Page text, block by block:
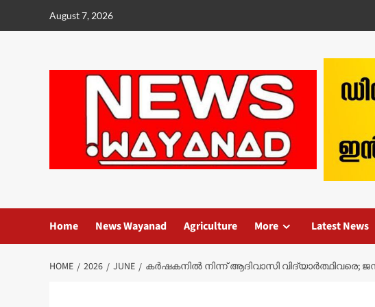
August 7, 2026
Home News Wayanad Agriculture More Latest News
HOME 2026 JUNE കർഷകനിൽ നിന്ന് ആദിവാസി